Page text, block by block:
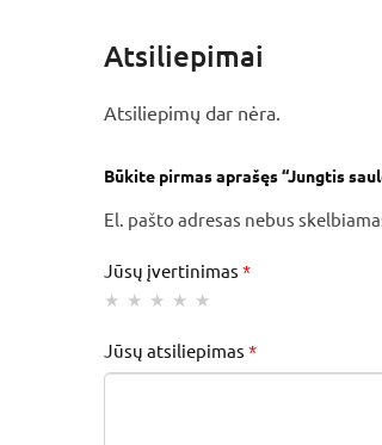
Atsiliepimai
Atsiliepimų dar nėra.
Būkite pirmas aprašęs “Jungtis
El. pašto adresas nebus
Jūsų įvertinimas*
Jūsų atsiliepimas*